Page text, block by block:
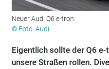
Neuer Audi Q6 e-tron.
© Foto: Audi
Eigentlich sollte der Q6
unsere Straßen rollen.